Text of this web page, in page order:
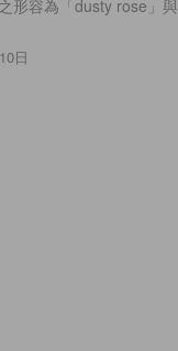
形容為「dusty rose」
日